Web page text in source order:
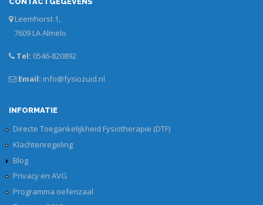
Leemhorst 1,
7609 LA Almelo
Tel: 0546-820892
Email: info@fysiozuid.nl
INFORMATIE
Directe Toegankelijkheid Fysiotherapie (DTF)
Klachtenregeling
Blog
Privacy en AVG
Programma oefenzaal